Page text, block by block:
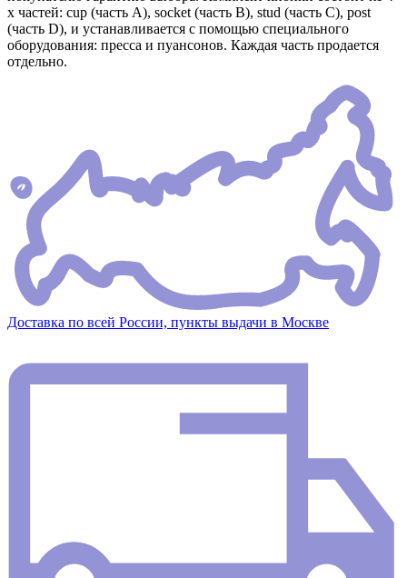
х частей: cup (часть А), socket (часть В), stud (часть С), post
(часть D), и устанавливается с помощью специального
оборудования: пресса и пуансонов. Каждая часть продается
отдельно.
Доставка по всей России, пункты выдачи в Москве